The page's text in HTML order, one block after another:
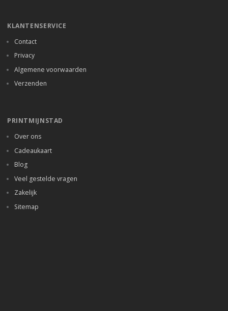
KLANTENSERVICE
Contact
Privacy
Algemene voorwaarden
Verzenden
PRINTMIJNSTAD
Over ons
Cadeaukaart
Blog
Veel gestelde vragen
Zakelijk
Sitemap